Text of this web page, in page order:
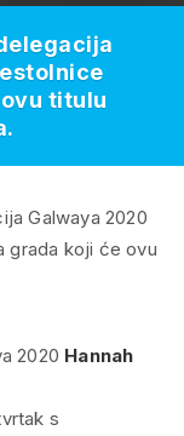
2020 Hannah
s
titulu